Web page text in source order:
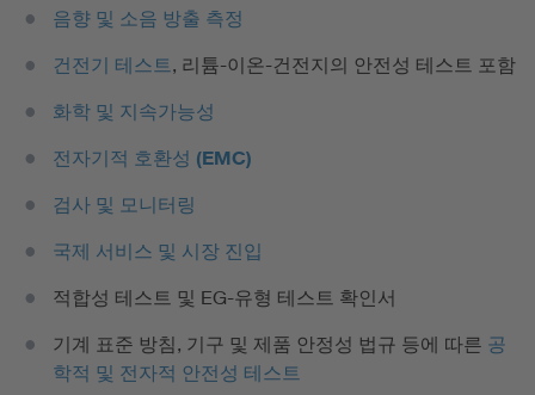
음향 및 소음 방출 측정
건전기 테스트 , 리튬-이온-건전지의 안전성 테스트 포함
화학 및 지속가능성
전자기적 호환성 (EMC)
검사 및 모니터링
국제 서비스 및 시장 진입
적합성 테스트 및 EG-유형 테스트 확인서
기계 표준 방침, 기구 및 제품 안정성 법규 등에 따른 공
학적 및 전자적 안전성 테스트